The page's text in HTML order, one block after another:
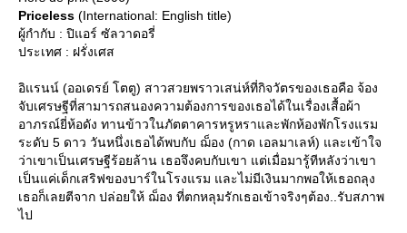
Priceless (International: English title)
ผู้กำกับ : ปิแอร์ ซัลวาดอรี่
ประเทศ : ฝรั่งเศส
อิแรนน์ (ออเดรย์ โตตู) สาวสวยพราวเสน่ห์ที่กิจวัตรของเธอคือ จ้อง
จับเศรษฐีที่สามารถสนองความต้องการของเธอได้ในเรื่องเสื้อผ้า
อาภรณ์ยี่ห้อดัง ทานข้าวในภัตตาคารหรูหราและพักห้องพักโรงแรม
ระดับ 5 ดาว วันหนึ่งเธอได้พบกับ ฌ็อง (กาด เอลมาเลห์) และเข้าใจ
ว่าเขาเป็นเศรษฐีร้อยล้าน เธอจึงคบกับเขา แต่เมื่อมารู้ทีหลังว่าเขา
เป็นแค่เด็กเสริฟของบาร์ในโรงแรม และไม่มีเงินมากพอให้เธอถลุง
เธอก็เลยตีจาก ปล่อยให้ ฌ็อง ที่ตกหลุมรักเธอเข้าจริงๆต้อง..รับสภาพ
ไป